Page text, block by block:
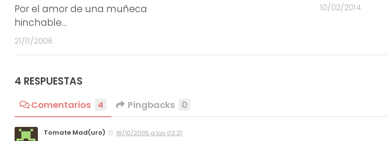
Por el amor de una muñeca
hinchable…
21/11/2006
10/02/2014
4 RESPUESTAS
Comentarios 4 Pingbacks 0
Tomate Mad(uro) 18/10/2005 a las 03:21